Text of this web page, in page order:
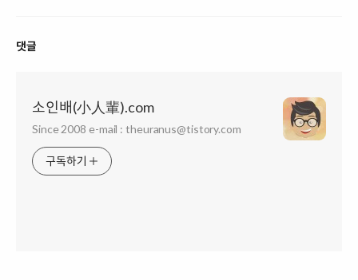
댓글
소인배(小人輩).com
Since 2008 e-mail : theuranus@tistory.com
구독하기